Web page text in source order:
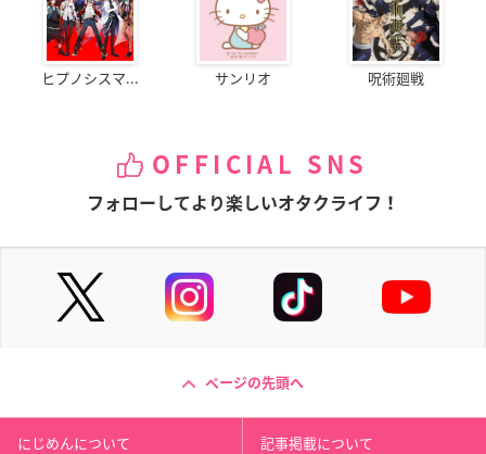
ヒプノシスマ... サンリオ 呪術廻戦
OFFICIAL SNS
フォローしてより楽しいオタクライフ！
ページの先頭へ
にじめんについて 記事掲載について